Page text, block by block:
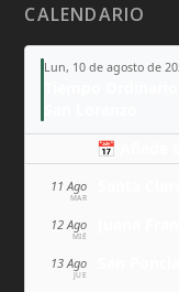
CALENDARIO
Lun, 10 de agosto de
📅 Añade
11 Ago
MAR
12 Ago
MIÉ
13 Ago
JUE